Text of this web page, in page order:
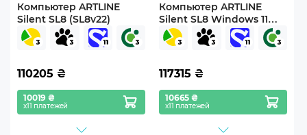
Компьютер ARTLINE
Silent SL8 (SL8v22)
110205 ₴
10019 ₴
х11 платежей
Компьютер ARTLINE
Silent SL8 Windows 11
Pro (SL8v22Win)
117315 ₴
10665 ₴
х11 платежей